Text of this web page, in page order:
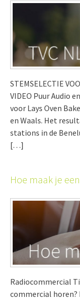
STEMSELECTIE
VIDEO Puur Audio
voor Lays Oven
en Waals. Het
stations in de
[…]
Hoe maak je
Radiocommercial
commercial horen?